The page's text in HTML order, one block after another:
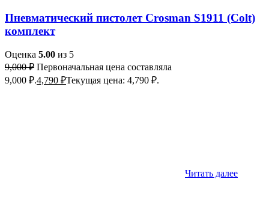
Пневматический пистолет Crosman S1911 (Colt)
комплект
Оценка 5.00 из 5
9,000₽ Первоначальная цена составляла
9,000 ₽.4,790 ₽Текущая цена: 4,790 ₽.
Читать далее